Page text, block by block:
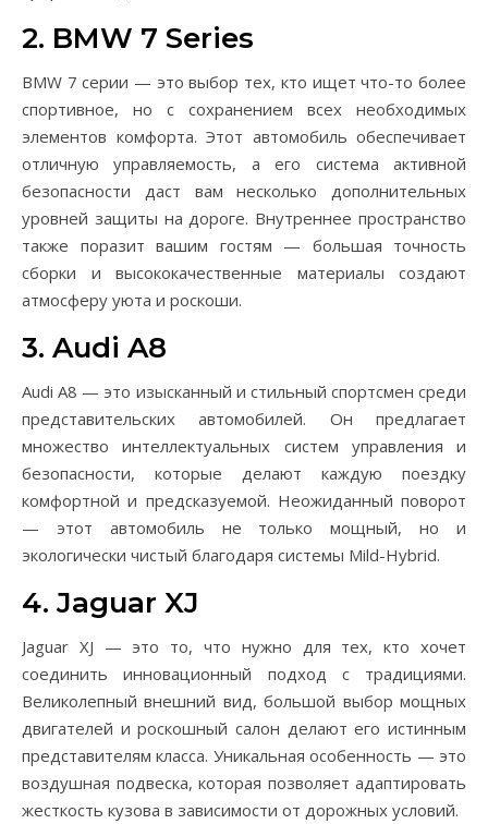
2. BMW 7 Series
BMW 7 серии — это выбор тех, кто ищет что-то более
спортивное, но с сохранением всех необходимых
элементов комфорта. Этот автомобиль обеспечивает
отличную управляемость, а его система активной
безопасности даст вам несколько дополнительных
уровней защиты на дороге. Внутреннее пространство
также поразит вашим гостям — большая точность
сборки и высококачественные материалы создают
атмосферу уюта и роскоши.
3. Audi A8
Audi A8 — это изысканный и стильный спортсмен среди
представительских автомобилей. Он предлагает
множество интеллектуальных систем управления и
безопасности, которые делают каждую поездку
комфортной и предсказуемой. Неожиданный поворот
— этот автомобиль не только мощный, но и
экологически чистый благодаря системы Mild-Hybrid.
4. Jaguar XJ
Jaguar XJ — это то, что нужно для тех, кто хочет
соединить инновационный подход с традициями.
Великолепный внешний вид, большой выбор мощных
двигателей и роскошный салон делают его истинным
представителям класса. Уникальная особенность — это
воздушная подвеска, которая позволяет адаптировать
жесткость кузова в зависимости от дорожных условий.